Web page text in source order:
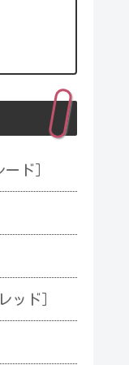
ード］
ッド］